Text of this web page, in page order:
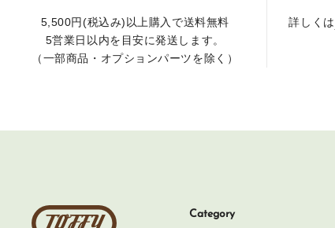
5,500円(税込み)以上購入で送料無料
5営業日以内を目安に発送します。
（一部商品・オプションパーツを除く）
詳しくは
Toffy
Category